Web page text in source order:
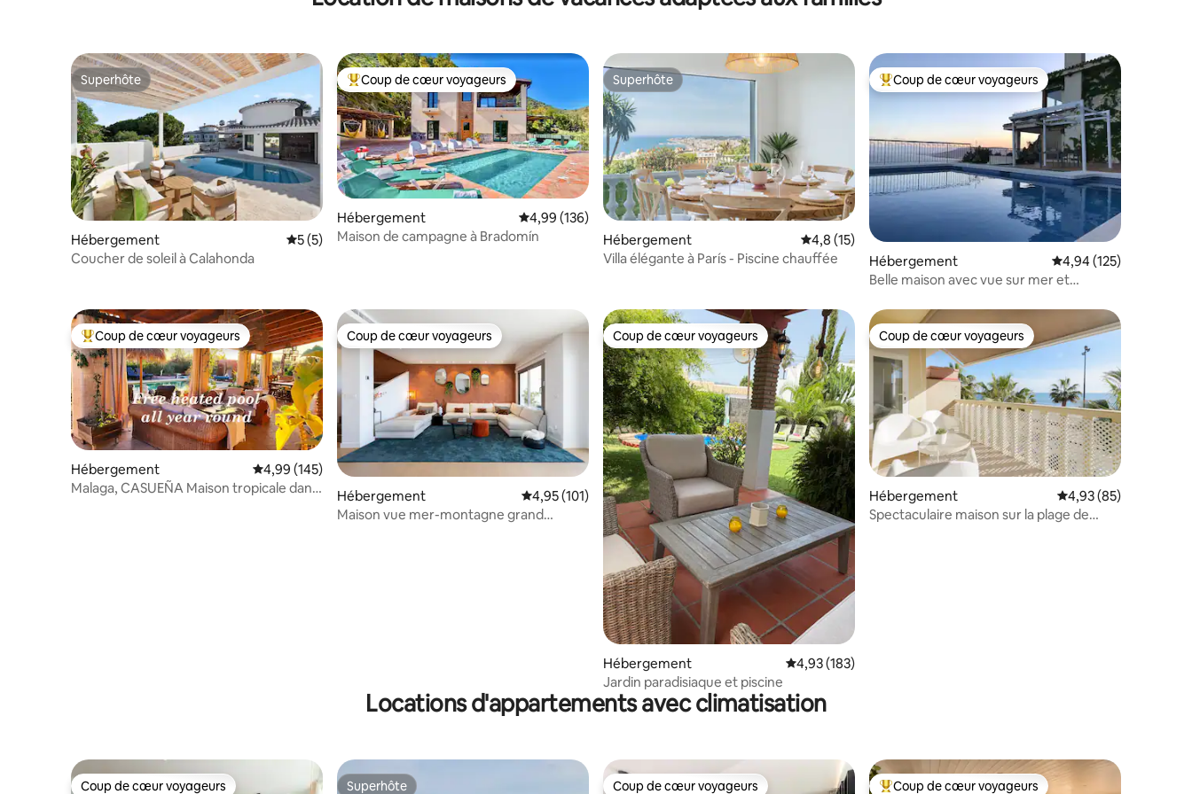
Superhôte
Superhôte
Hébergement Évaluation moyenne sur la base de 5 commentaires : 5 sur 5
5 (5)
Coucher de soleil à Calahonda
Coups de cœur voyageurs les plus appréciés
Coup de cœur voyageurs
Hébergement Évaluation moyenne sur la base de 136 commentaires : 4,99 sur 5
4,99 (136)
Maison de campagne à Bradomín
Superhôte
Superhôte
Hébergement Évaluation moyenne sur la base de 15 commentaires : 4,8 sur 5
4,8 (15)
Villa élégante à París - Piscine chauffée
Coups de cœur voyageurs les plus appréciés
Coup de cœur voyageurs
Hébergement Évaluation moyenne
4,94 (125)
Belle maison avec vue sur mer et
Coups de cœur voyageurs les plus appréciés
Coup de cœur voyageurs
Hébergement Évaluation moyenne sur la base de 145 commentaires : 4,99 sur 5
4,99 (145)
Malaga, CASUEÑA Maison tropicale dans
Coup de cœur voyageurs
Coup de cœur voyageurs
Hébergement Évaluation moyenne sur la base de 101 commentaires : 4,95 sur 5
4,95 (101)
Maison vue mer-montagne grand
Coup de cœur voyageurs
Coup de cœur voyageurs
Hébergement Évaluation moyenne sur la base de 183 commentaires : 4,93 sur 5
4,93 (183)
Jardin paradisiaque et piscine
Coup de cœur voyageurs
Coup de cœur voyageurs
Hébergement Évaluation moyenne
4,93 (85)
Spectaculaire maison sur la plage de
Locations d'appartements avec climatisation
Coup de cœur voyageurs Superhôte Coup de cœur voyageurs Coup de cœur voyageurs